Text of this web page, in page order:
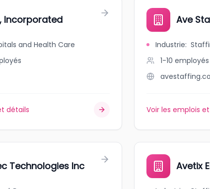
Incorporated
and Health Care
détails
Ave
Industrie:
1-10 employés
Voir les emplois
Technologies Inc Avetix